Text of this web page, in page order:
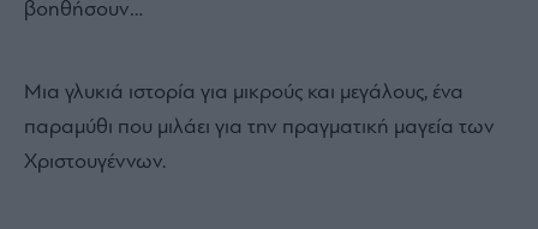
βοηθήσουν…
Μια γλυκιά ιστορία για μικρούς και μεγάλους, ένα
παραμύθι που μιλάει για την πραγματική μαγεία των
Χριστουγέννων.